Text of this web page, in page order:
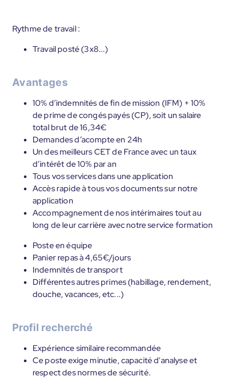
Rythme de travail :
Travail posté (3x8...)
Avantages
10% d’indemnités de fin de mission (IFM) + 10%
de prime de congés payés (CP), soit un salaire
total brut de 16,34€
Demandes d’acompte en 24h
Un des meilleurs CET de France avec un taux
d’intérêt de 10% par an
Tous vos services dans une application
Accès rapide à tous vos documents sur notre
application
Accompagnement de nos intérimaires tout au
long de leur carrière avec notre service formation
Poste en équipe
Panier repas à 4,65€/jours
Indemnités de transport
Différentes autres primes (habillage, rendement,
douche, vacances, etc...)
Profil recherché
Expérience similaire recommandée
Ce poste exige minutie, capacité d'analyse et
respect des normes de sécurité.